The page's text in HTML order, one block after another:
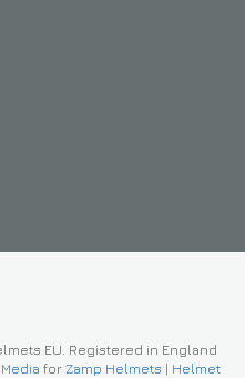
EU. Registered in England
for Zamp Helmets | Helmet